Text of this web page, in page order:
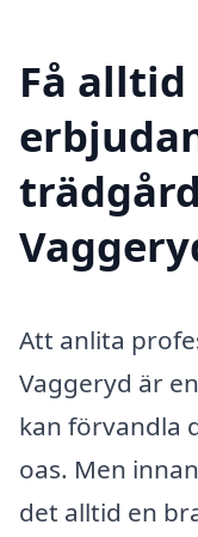
Få
Att anlita
Vaggeryd är
kan förvandla
oas. Men
det alltid en